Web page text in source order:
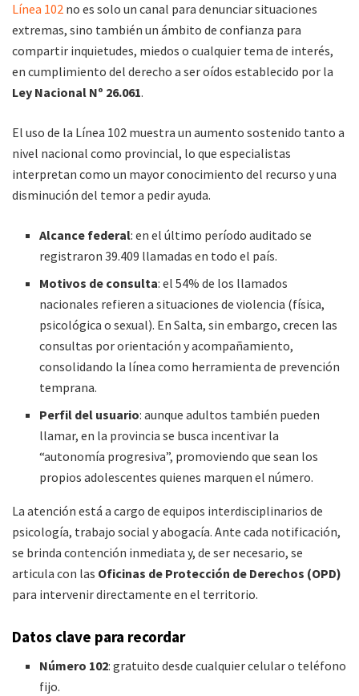
Línea 102 no es solo un canal para denunciar situaciones
extremas, sino también un ámbito de confianza para
compartir inquietudes, miedos o cualquier tema de interés,
en cumplimiento del derecho a ser oídos establecido por la
Ley Nacional Nº 26.061.
El uso de la Línea 102 muestra un aumento sostenido tanto a
nivel nacional como provincial, lo que especialistas
interpretan como un mayor conocimiento del recurso y una
disminución del temor a pedir ayuda.
Alcance federal: en el último período auditado se
registraron 39.409 llamadas en todo el país.
Motivos de consulta: el 54% de los llamados
nacionales refieren a situaciones de violencia (física,
psicológica o sexual). En Salta, sin embargo, crecen las
consultas por orientación y acompañamiento,
consolidando la línea como herramienta de prevención
temprana.
Perfil del usuario: aunque adultos también pueden
llamar, en la provincia se busca incentivar la
“autonomía progresiva”, promoviendo que sean los
propios adolescentes quienes marquen el número.
La atención está a cargo de equipos interdisciplinarios de
psicología, trabajo social y abogacía. Ante cada notificación,
se brinda contención inmediata y, de ser necesario, se
articula con las Oficinas de Protección de Derechos (OPD)
para intervenir directamente en el territorio.
Datos clave para recordar
Número 102: gratuito desde cualquier celular o teléfono
fijo.